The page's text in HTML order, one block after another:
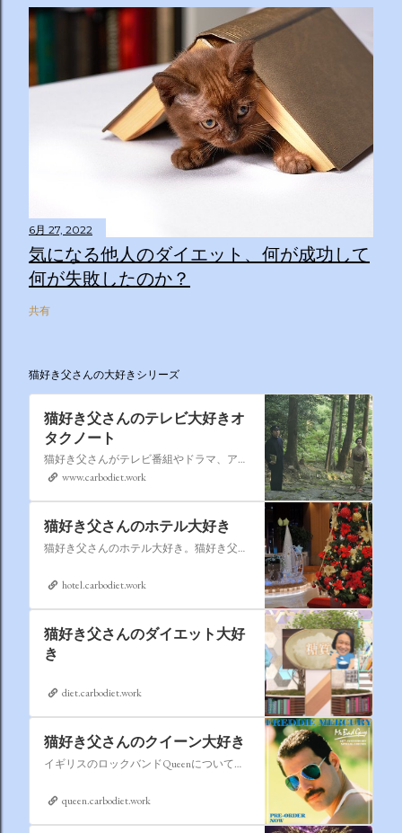
6月 27, 2022
気になる他人のダイエット、何が成功して
何が失敗したのか？
共有
猫好き父さんの大好きシリーズ
猫好き父さんのテレビ大好きオ
タクノート
猫好き父さんがテレビ番組やドラマ、アニメ、特撮ヒーロー,そしてダイエットについて書いたブログです。
www.carbodiet.work
猫好き父さんのホテル大好き
猫好き父さんのホテル大好き。猫好き父さんが宿泊したホテルの情報を徒然なるままに書いていきます。
hotel.carbodiet.work
猫好き父さんのダイエット大好
き
diet.carbodiet.work
猫好き父さんのクイーン大好き
イギリスのロックバンドQueenについての情報をアップします。
queen.carbodiet.work